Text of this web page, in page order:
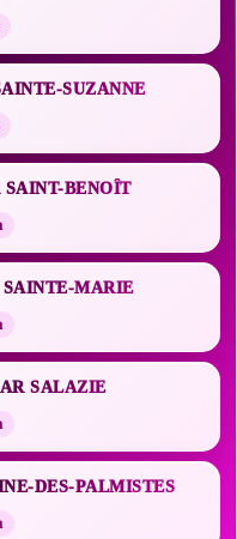
SUZANNE
SAINT-BENOÎT
SAINTE-MARIE
SALAZIE
DES-PALMISTES